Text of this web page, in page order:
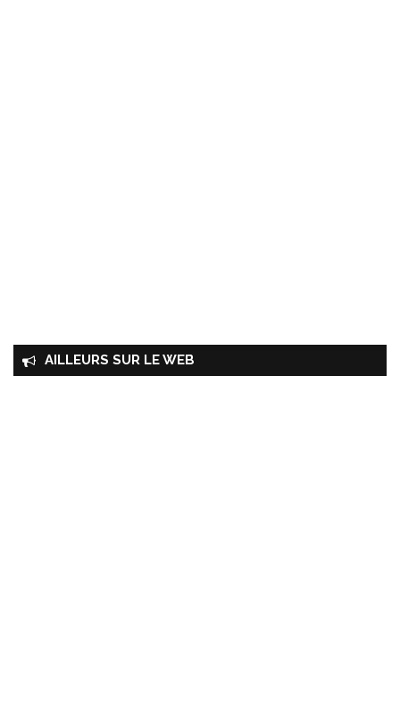
AILLEURS SUR LE WEB